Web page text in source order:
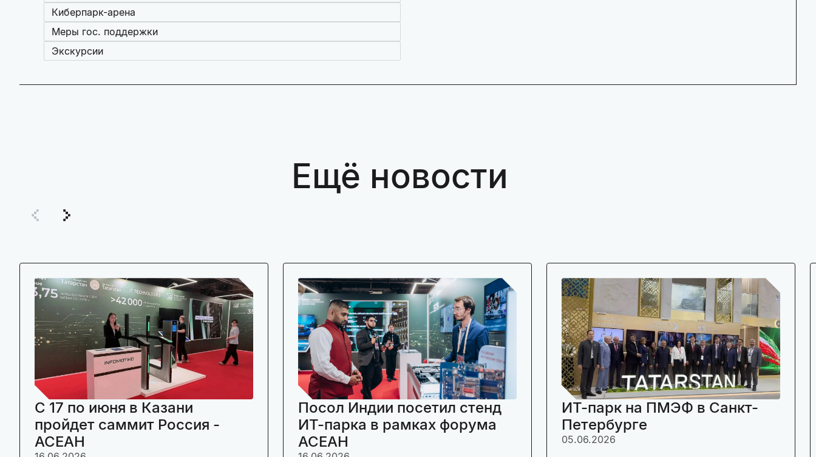
Киберпарк-арена
Меры гос. поддержки
Экскурсии
Ещё новости
C 17 по июня в Казани
пройдет саммит Россия -
АСЕАН
Посол Индии посетил стенд
ИТ-парка в рамках форума
АСЕАН
ИТ-парк на ПМЭФ в Санкт-
Петербурге
05.06.2026